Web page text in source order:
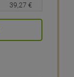
39, 27 €